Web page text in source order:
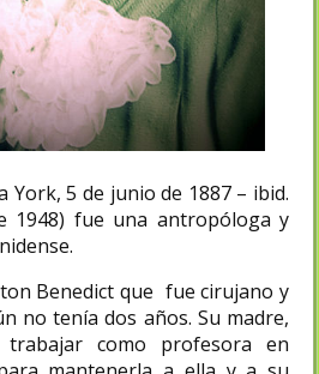
York, 5 de junio de 1887 – ibid.
1948) fue una antropóloga y
Benedict que fue cirujano y
no tenía dos años. Su madre,
como profesora en